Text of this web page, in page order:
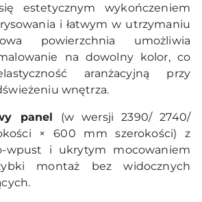
estetycznym wykończeniem
i łatwym w utrzymaniu
powierzchnia umożliwia
na dowolny kolor, co
aranżacyjną przy
wnętrza.
panel (w wersji 2390/ 2740/
× 600 mm szerokości) z
wpust i ukrytym mocowaniem
montaż bez widocznych